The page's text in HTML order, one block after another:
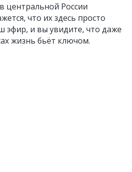
центральной России
что их здесь просто
эфир, и вы увидите, что даже
жизнь бьёт ключом.